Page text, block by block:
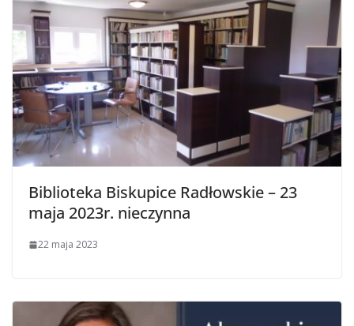
Biblioteka Biskupice Radłowskie – 23
maja 2023r. nieczynna
22 maja 2023